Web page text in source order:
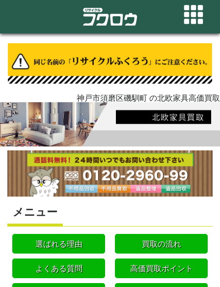
神戸市須磨区磯馴町 の北欧家具高価買取
メニュー
選ばれる理由 買取の流れ
よくある質問 高価買取ポイント